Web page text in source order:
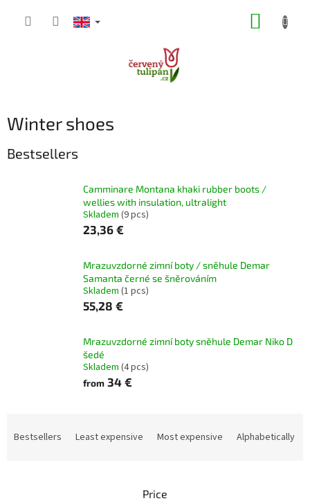
Winter shoes
Bestsellers
Camminare Montana khaki rubber boots /
wellies with insulation, ultralight
Skladem (9 pcs)
23,36 €
Mrazuvzdorné zimní boty / sněhule Demar
Samanta černé se šněrováním
Skladem (1 pcs)
55,28 €
Mrazuvzdorné zimní boty sněhule Demar Niko D
šedé
Skladem (4 pcs)
from 34 €
Bestsellers Least expensive Most expensive Alphabetically
Price